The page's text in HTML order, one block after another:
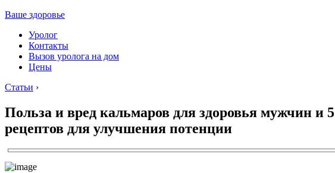
Ваше здоровье
Уролог
Контакты
Вызов уролога на дом
Цены
Статьи ›
Польза и вред кальмаров для здоровья мужчин и 5
рецептов для улучшения потенции